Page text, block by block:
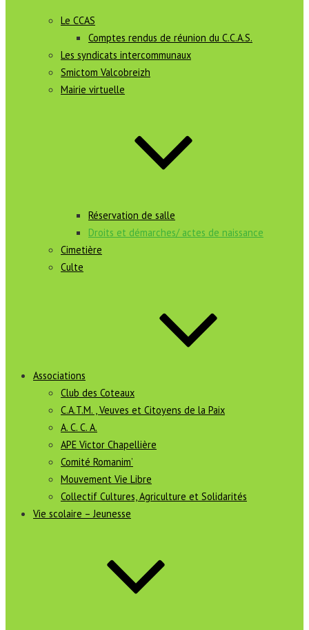
Le CCAS
Comptes rendus de réunion du C.C.A.S.
Les syndicats intercommunaux
Smictom Valcobreizh
Mairie virtuelle
Réservation de salle
Droits et démarches/ actes de naissance
Cimetière
Culte
Associations
Club des Coteaux
C.A.T.M. , Veuves et Citoyens de la Paix
A. C. C. A.
APE Victor Chapellière
Comité Romanim’
Mouvement Vie Libre
Collectif Cultures, Agriculture et Solidarités
Vie scolaire – Jeunesse